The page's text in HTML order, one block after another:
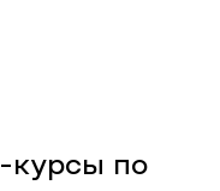
курсы по